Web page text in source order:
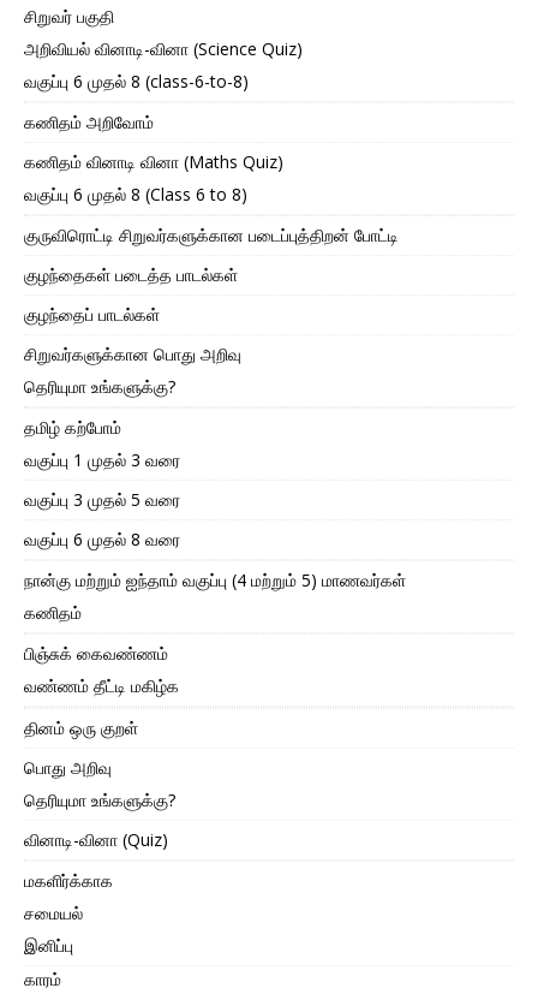
சிறுவர் பகுதி
அறிவியல் வினாடி-வினா (Science Quiz)
வகுப்பு 6 முதல் 8 (class-6-to-8)
கணிதம் அறிவோம்
கணிதம் வினாடி வினா (Maths Quiz)
வகுப்பு 6 முதல் 8 (Class 6 to 8)
குருவிரொட்டி சிறுவர்களுக்கான படைப்புத்திறன் போட்டி
குழந்தைகள் படைத்த பாடல்கள்
குழந்தைப் பாடல்கள்
சிறுவர்களுக்கான பொது அறிவு
தெரியுமா உங்களுக்கு?
தமிழ் கற்போம்
வகுப்பு 1 முதல் 3 வரை
வகுப்பு 3 முதல் 5 வரை
வகுப்பு 6 முதல் 8 வரை
நான்கு மற்றும் ஐந்தாம் வகுப்பு (4 மற்றும் 5) மாணவர்கள்
கணிதம்
பிஞ்சுக் கைவண்ணம்
வண்ணம் தீட்டி மகிழ்க
தினம் ஒரு குறள்
பொது அறிவு
தெரியுமா உங்களுக்கு?
வினாடி-வினா (Quiz)
மகளிர்க்காக
சமையல்
இனிப்பு
காரம்